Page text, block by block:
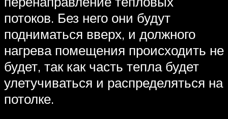
потоков. Без него они будут
подниматься вверх, и должного
нагрева помещения происходить не
будет, так как часть тепла будет
улетучиваться и распределяться на
потолке.